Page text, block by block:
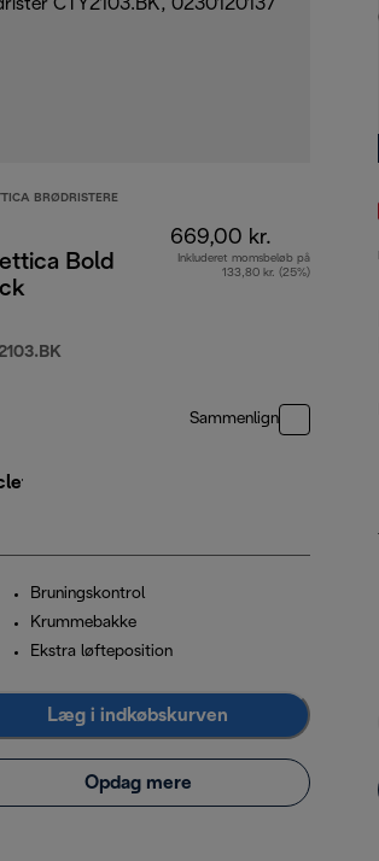
kr.
BRØDRISTERE
Bold
669,00 kr.
Inkluderet momsbeløb på
133,80 kr. (25%)
Sammenlign
Bruningskontrol
Krummebakke
Ekstra løfteposition
Læg i indkøbskurven
Opdag mere